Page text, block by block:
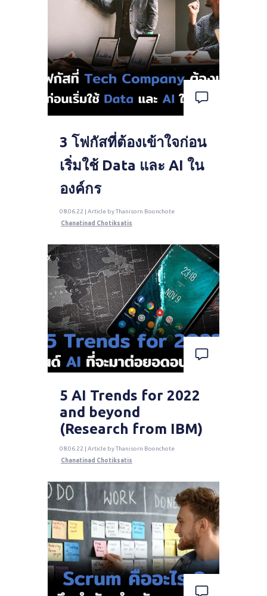
3 โฟกัสที่ต้องเข้าใจก่อน
เริ่มใช้ Data และ AI ใน
องค์กร
08.06.22 | Article by Thanisorn Boonchote
Chanatinad Chotiksatis
5 AI Trends for 2022
and beyond
(Research from IBM)
08.06.22 | Article by Thanisorn Boonchote
Chanatinad Chotiksatis